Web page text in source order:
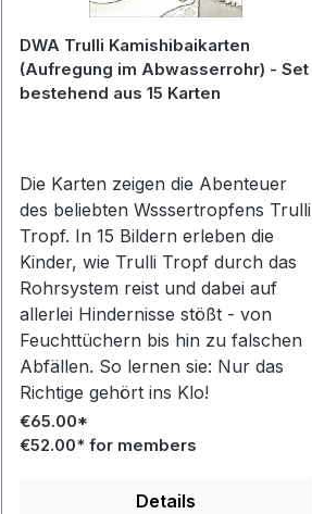
DWA Trulli Kamishibaikarten
(Aufregung im Abwasserrohr) - Set
bestehend aus 15 Karten
Die Karten zeigen die Abenteuer
des beliebten Wsssertropfens Trulli
Tropf. In 15 Bildern erleben die
Kinder, wie Trulli Tropf durch das
Rohrsystem reist und dabei auf
allerlei Hindernisse stößt - von
Feuchttüchern bis hin zu falschen
Abfällen. So lernen sie: Nur das
Richtige gehört ins Klo!
€65.00*
€52.00* for members
Details